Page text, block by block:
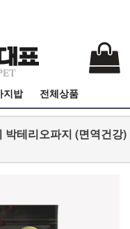
지밥 전체상품
박테리오파지 (면역건강)